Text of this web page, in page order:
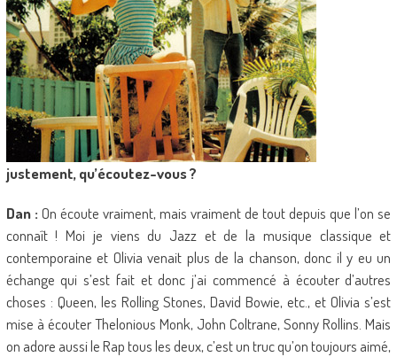
justement, qu’écoutez-vous ?
Dan : On écoute vraiment, mais vraiment de tout depuis que l’on se
connaît ! Moi je viens du Jazz et de la musique classique et
contemporaine et Olivia venait plus de la chanson, donc il y eu un
échange qui s’est fait et donc j’ai commencé à écouter d’autres
choses : Queen, les Rolling Stones, David Bowie, etc., et Olivia s’est
mise à écouter Thelonious Monk, John Coltrane, Sonny Rollins. Mais
on adore aussi le Rap tous les deux, c’est un truc qu’on toujours aimé,